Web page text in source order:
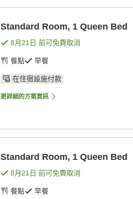
Standard Room, 1 Queen Bed
8月21日 前可免費取消
餐點 早餐
在住宿設施付款
更詳細的方案資訊
Standard Room, 1 Queen Bed
8月21日 前可免費取消
餐點 早餐